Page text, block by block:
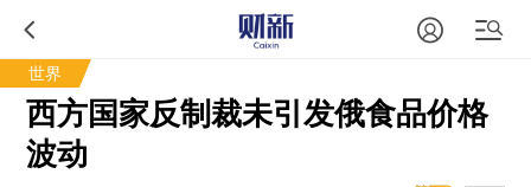
世界
西方国家反制裁未引发俄食品价格
波动